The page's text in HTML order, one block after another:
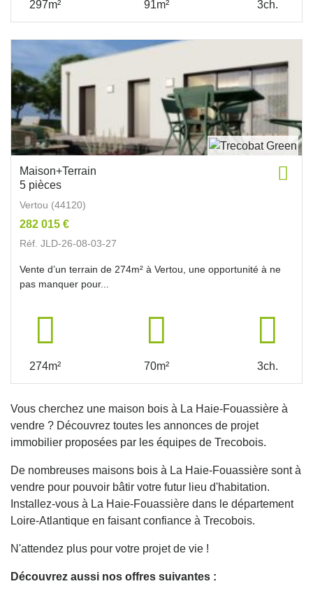
297m² 91m² 3ch.
Maison+Terrain
5 pièces
Vertou (44120)
282 015 €
Réf. JLD-26-08-03-27
Vente d’un terrain de 274m² à Vertou, une opportunité à ne
pas manquer pour...
274m² 70m² 3ch.
Vous cherchez une maison bois à La Haie-Fouassière à
vendre ? Découvrez toutes les annonces de projet
immobilier proposées par les équipes de Trecobois.
De nombreuses maisons bois à La Haie-Fouassière sont à
vendre pour pouvoir bâtir votre futur lieu d'habitation.
Installez-vous à La Haie-Fouassière dans le département
Loire-Atlantique en faisant confiance à Trecobois.
N'attendez plus pour votre projet de vie !
Découvrez aussi nos offres suivantes :